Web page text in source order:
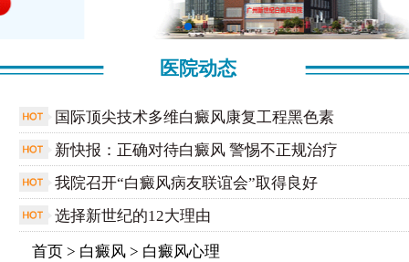
医院动态
国际顶尖技术多维白癜风康复工程黑色素
新快报：正确对待白癜风 警惕不正规治疗
我院召开“白癜风病友联谊会”取得良好
选择新世纪的12大理由
首页 > 白癜风 > 白癜风心理